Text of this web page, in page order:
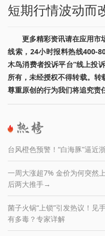
短期行情波动而
更多精彩资讯请在应用市
线索，24小时报料热线400-
木鸟消费者投诉平台”线上投
所有，未经授权不得转载。
尊重原创的行为我们将追究责
台风橙色预警！“白海豚”逼近
一周大涨超7% 金价为何突然
后两大推手→
菌子火锅“上锁”引发热议！见
有多毒？专家详解